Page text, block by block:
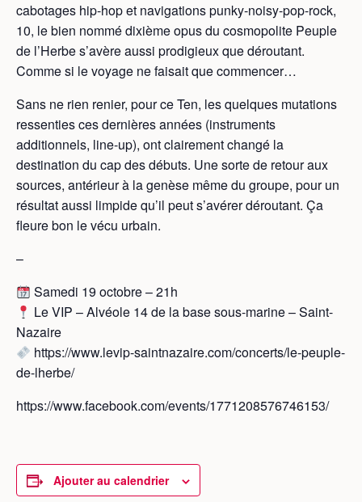
cabotages hip-hop et navigations punky-noisy-pop-rock,
10, le bien nommé dixième opus du cosmopolite Peuple
de l’Herbe s’avère aussi prodigieux que déroutant.
Comme si le voyage ne faisait que commencer…
Sans ne rien renier, pour ce Ten, les quelques mutations
ressenties ces dernières années (instruments
additionnels, line-up), ont clairement changé la
destination du cap des débuts. Une sorte de retour aux
sources, antérieur à la genèse même du groupe, pour un
résultat aussi limpide qu’il peut s’avérer déroutant. Ça
fleure bon le vécu urbain.
–
Samedi 19 octobre – 21h
Le VIP – Alvéole 14 de la base sous-marine – Saint-
Nazaire
https://www.levip-saintnazaire.com/concerts/le-peuple-
de-lherbe/
https://www.facebook.com/events/1771208576746153/
Ajouter au calendrier